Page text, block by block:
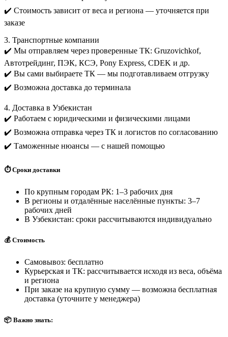
✔️ Стоимость зависит от веса и региона — уточняется при
заказе
3. Транспортные компании
✔️ Мы отправляем через проверенные ТК: Gruzovichkof,
Автотрейдинг, ПЭК, КСЭ, Pony Express, CDEK и др.
✔️ Вы сами выбираете ТК — мы подготавливаем отгрузку
✔️ Возможна доставка до терминала
4. Доставка в Узбекистан
✔️ Работаем с юридическими и физическими лицами
✔️ Возможна отправка через ТК и логистов по согласованию
✔️ Таможенные нюансы — с нашей помощью
⏱️ Сроки доставки
По крупным городам РК: 1–3 рабочих дня
В регионы и отдалённые населённые пункты: 3–7
рабочих дней
В Узбекистан: сроки рассчитываются индивидуально
💰 Стоимость
Самовывоз: бесплатно
Курьерская и ТК: рассчитывается исходя из веса, объёма
и региона
При заказе на крупную сумму — возможна бесплатная
доставка (уточните у менеджера)
📦 Важно знать: